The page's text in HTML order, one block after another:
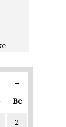
→
Вс
2